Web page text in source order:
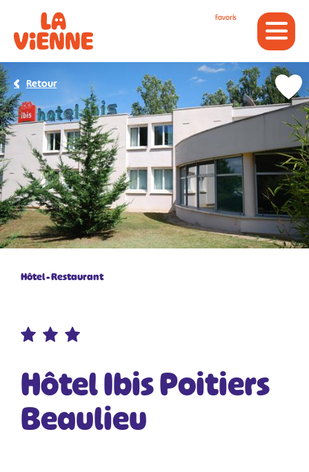
Favoris
Hôtel - Restaurant
Hôtel Ibis Poitiers
Beaulieu
Retour